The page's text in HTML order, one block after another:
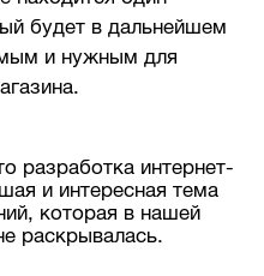
будет в дальнейшем
и нужным для
разработка интернет-
и интересная тема
которая в нашей
раскрывалась.